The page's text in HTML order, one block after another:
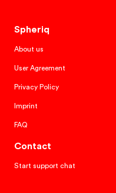
Spheriq
About us
User Agreement
Privacy Policy
Imprint
FAQ
Contact
Start support chat